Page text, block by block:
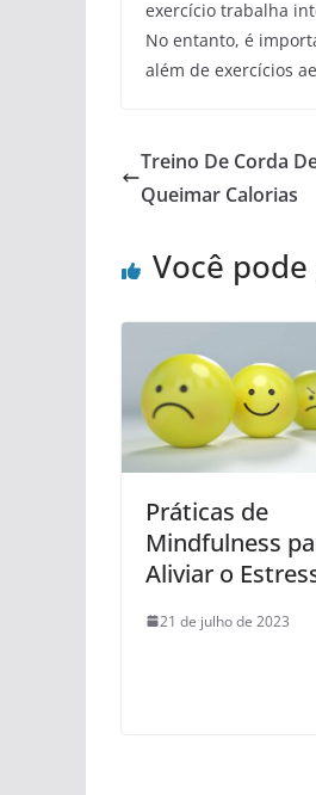
exercício trabalha
No entanto, é
além de exercícios
Treino De Corda
Queimar Calorias
Você
Práticas de
Mindfulness
Aliviar o
21 de julho de 2023